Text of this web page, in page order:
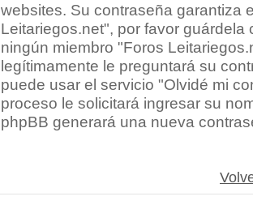
websites. Su contraseña garantiza
Leitariegos.net", por favor
ningún miembro "Foros
legítimamente le preguntará su
puede usar el servicio "Olvidé mi
proceso le solicitará ingresar su
phpBB generará una nueva